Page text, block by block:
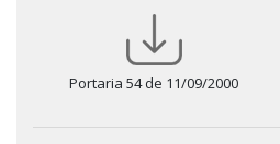
Portaria 54 de 11/09/2000